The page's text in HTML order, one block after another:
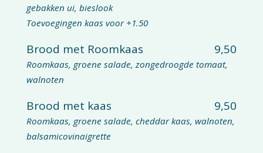
gebakken ui, bieslook
Toevoegingen kaas voor +1.50
Brood met Roomkaas 9,50
Roomkaas, groene salade, zongedroogde tomaat,
walnoten
Brood met kaas 9,50
Roomkaas, groene salade, cheddar kaas, walnoten,
balsamicovinaigrette